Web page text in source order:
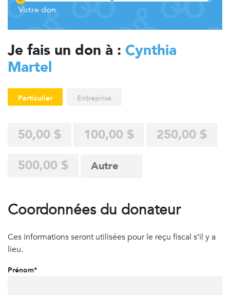
Je fais un don à : Cynthia
Martel
Particulier Entreprise
50,00 $ 100,00 $
250,00 $
500,00 $
Coordonnées du donateur
Ces informations seront utilisées pour le reçu fiscal s’il y a
lieu.
Prénom*